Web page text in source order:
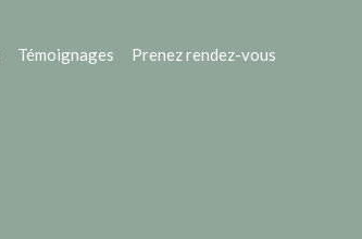
Témoignages Prenez rendez-vous